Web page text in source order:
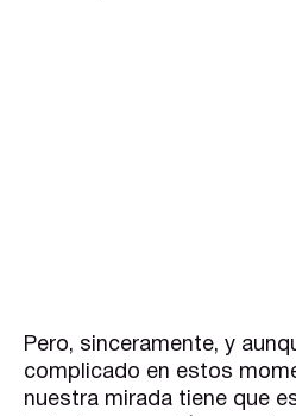
Pero, sinceramente, y
complicado en estos
nuestra mirada tiene que